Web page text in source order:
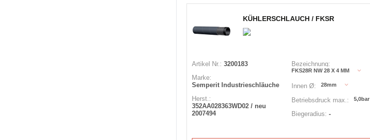
KÜHLERSCHLAUCH / FKSR
Artikel Nr.: 3200183
Marke:
Semperit Industrieschläuche
Herst.:
352AA028363WD02 / neu
2007494
Bezeichnung:
FKS28R NW 28 X 4 MM
Innen Ø: 28mm
Betriebsdruck max.: 5,0bar
Biegeradius: -